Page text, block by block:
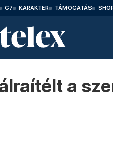
G7 KARAKTER TÁMOGATÁS
a